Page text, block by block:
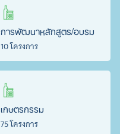
การพัฒนาหลักสูตร/อบรม
10 โครงการ
เกษตรกรรม
75 โครงการ